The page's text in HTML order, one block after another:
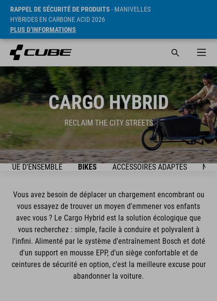
RAPPEL DE SÉCURITÉ DE PRODUITS - MANIVELLES
HYBRIDES EN CARBONE ACID 2026
PLUS D’INFORMATIONS
CARGO HYBRID
RECLAIM THE CITY STREETS
VUE D'ENSEMBLE BIKES ACCESSOIRES ADAPTÉS
Vous avez besoin de déplacer un chargement encombrant ou
vous essayez de trouver un moyen d'emmener vos enfants
avec vous ? Le Cargo Hybrid est la solution écologique que
vous recherchez : simple, facile à conduire et polyvalent à
l'infini. Alimenté par le système d'entraînement Bosch et doté
d'un support en mousse EPP, d'un siège confortable et de
ceintures de sécurité en option, c'est la meilleure excuse pour
abandonner la voiture.